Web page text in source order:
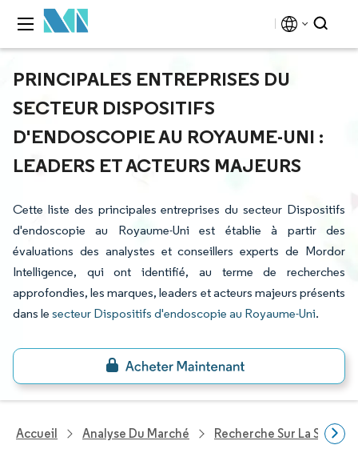
PRINCIPALES ENTREPRISES DU
SECTEUR DISPOSITIFS
D'ENDOSCOPIE AU ROYAUME-UNI :
LEADERS ET ACTEURS MAJEURS
Cette liste des principales entreprises du secteur Dispositifs
d'endoscopie au Royaume-Uni est établie à partir des
évaluations des analystes et conseillers experts de Mordor
Intelligence, qui ont identifié, au terme de recherches
approfondies, les marques, leaders et acteurs majeurs présents
dans le secteur Dispositifs d'endoscopie au Royaume-Uni.
Accueil Analyse Du Marché Recherche Sur La Santé